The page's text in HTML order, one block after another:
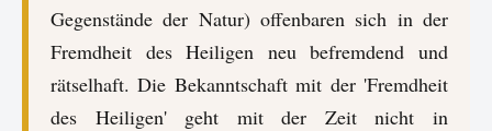
Gegenstände der Natur) offenbaren sich in der
Fremdheit des Heiligen neu befremdend und
rätselhaft. Die Bekanntschaft mit der 'Fremdheit
des Heiligen' geht mit der Zeit nicht in